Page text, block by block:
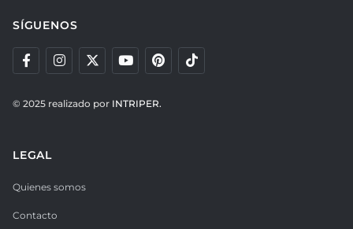
SÍGUENOS
© 2025 realizado por INTRIPER.
LEGAL
Quienes somos
Contacto